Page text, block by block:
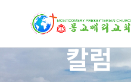
칼럼